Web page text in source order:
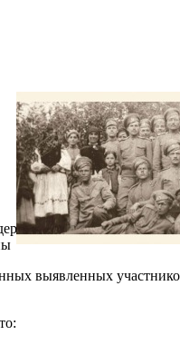
Правительства
выявленных